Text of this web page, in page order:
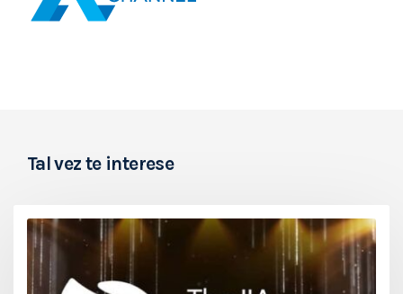
Tal vez te interese